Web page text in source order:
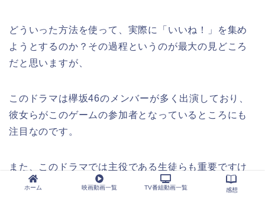
どういった方法を使って、実際に「いいね！」を集め
ようとするのか？その過程というのが最大の見どころ
だと思いますが、
このドラマは欅坂46のメンバーが多く出演しており、
彼女らがこのゲームの参加者となっているところにも
注目なのです。
また、このドラマでは主役である生徒らも重要ですけ
ど、命運を握っているのは観客たちです。
ホーム 映画動画一覧 TV番組動画一覧 感想